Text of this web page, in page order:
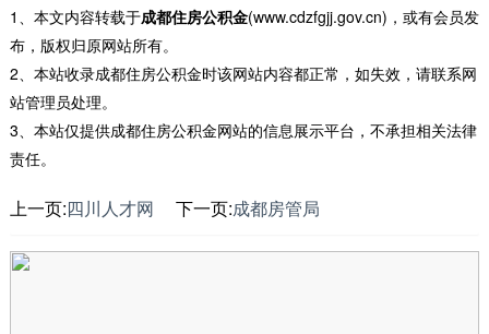
1、本文内容转载于成都住房公积金(www.cdzfgjj.gov.cn)，或有会员发
布，版权归原网站所有。
2、本站收录成都住房公积金时该网站内容都正常，如失效，请联系网
站管理员处理。
3、本站仅提供成都住房公积金网站的信息展示平台，不承担相关法律
责任。
上一页:四川人才网 下一页:成都房管局